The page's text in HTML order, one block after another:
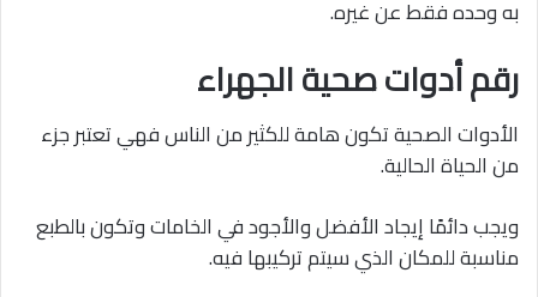
به وحده فقط عن غيره.
رقم أدوات صحية الجهراء
الأدوات الصحية تكون هامة للكثير من الناس فهي تعتبر جزء
من الحياة الحالية.
ويجب دائمًا إيجاد الأفضل والأجود في الخامات وتكون بالطبع
مناسبة للمكان الذي سيتم تركيبها فيه.